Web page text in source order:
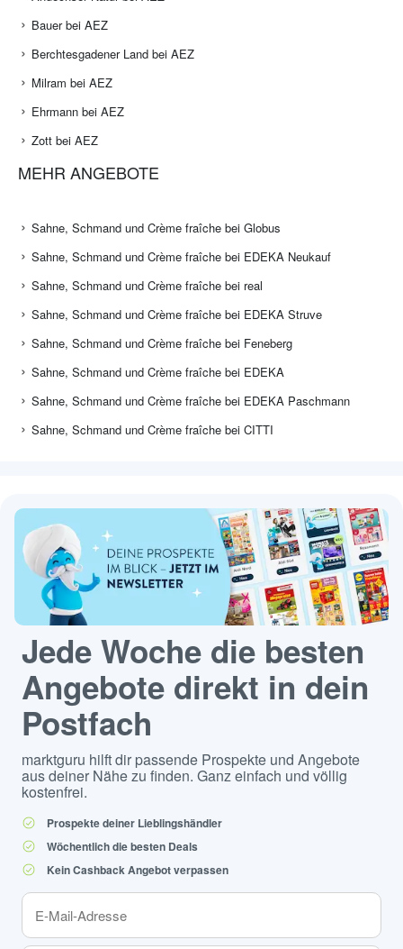
Bauer bei AEZ
Berchtesgadener Land bei AEZ
Milram bei AEZ
Ehrmann bei AEZ
Zott bei AEZ
MEHR ANGEBOTE
Sahne, Schmand und Crème fraîche bei Globus
Sahne, Schmand und Crème fraîche bei EDEKA Neukauf
Sahne, Schmand und Crème fraîche bei real
Sahne, Schmand und Crème fraîche bei EDEKA Struve
Sahne, Schmand und Crème fraîche bei Feneberg
Sahne, Schmand und Crème fraîche bei EDEKA
Sahne, Schmand und Crème fraîche bei EDEKA Paschmann
Sahne, Schmand und Crème fraîche bei CITTI
Jede Woche die besten
Angebote direkt in dein
Postfach
marktguru hilft dir passende Prospekte und Angebote
aus deiner Nähe zu finden. Ganz einfach und völlig
kostenfrei.
Prospekte deiner Lieblingshändler
Wöchentlich die besten Deals
Kein Cashback Angebot verpassen